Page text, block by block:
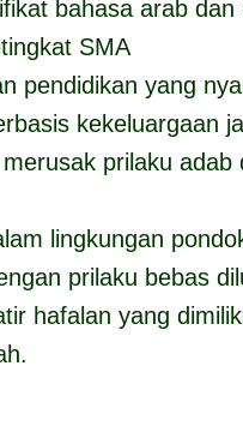
bahasa arab dan
SMA
pendidikan yang
kekeluargaan
prilaku adab
lingkungan
prilaku bebas
hafalan yang